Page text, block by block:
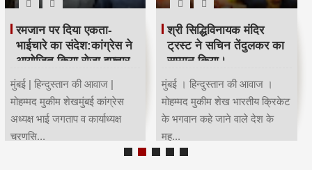
रमजान पर दिया एकता-
भाईचारे का संदेश:कांग्रेस ने
आयोजित किया रोजा इफ्तार
मुंबई | हिन्दुस्तान की आवाज |
मोहम्मद मुकीम शेखमुंबई कांग्रेस
अध्यक्ष भाई जगताप व कार्याध्यक्ष
चरणसि...
श्री सिद्धिविनायक मंदिर
ट्रस्ट ने सचिन तेंदुलकर का
सम्मान किया।
मुंबई । हिन्दुस्तान की आवाज ।
मोहम्मद मुकीम शेख भारतीय क्रिकेट
के भगवान कहे जाने वाले देश के
मह...